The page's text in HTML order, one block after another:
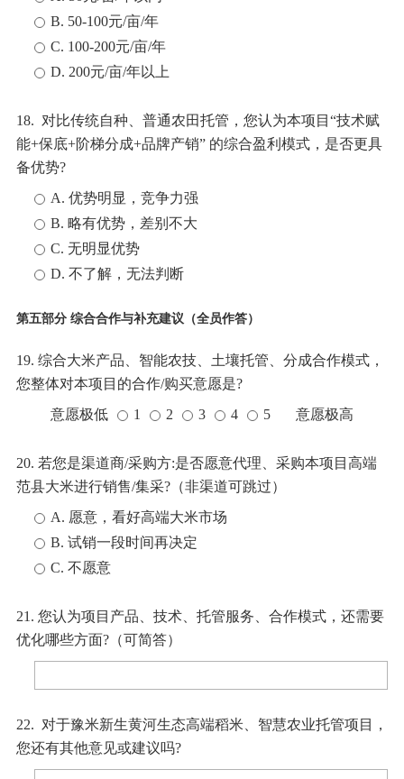
B. 50-100元/亩/年
C. 100-200元/亩/年
D. 200元/亩/年以上
18. 对比传统自种、普通农田托管，您认为本项目“技术赋
能+保底+阶梯分成+品牌产销” 的综合盈利模式，是否更具
备优势?
A. 优势明显，竞争力强
B. 略有优势，差别不大
C. 无明显优势
D. 不了解，无法判断
第五部分 综合合作与补充建议（全员作答）
19. 综合大米产品、智能农技、土壤托管、分成合作模式，
您整体对本项目的合作/购买意愿是?
意愿极低
1 2 3 4 5 意愿极高
20. 若您是渠道商/采购方:是否愿意代理、采购本项目高端
范县大米进行销售/集采?（非渠道可跳过）
A. 愿意，看好高端大米市场
B. 试销一段时间再决定
C. 不愿意
21. 您认为项目产品、技术、托管服务、合作模式，还需要
优化哪些方面?（可简答）
22. 对于豫米新生黄河生态高端稻米、智慧农业托管项目，
您还有其他意见或建议吗?